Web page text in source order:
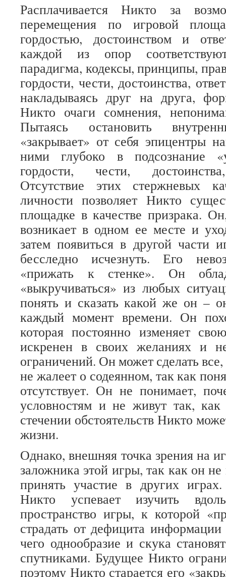
Расплачивается Никто за
перемещения по игровой
гордостью, достоинством и
каждой из опор
парадигма, кодексы, принципы,
гордости, чести, достоинства,
накладываясь друг на друга,
Никто очаги сомнения,
Пытаясь остановить
«закрывает» от себя эпицентры
ними глубоко в подсознание
гордости, чести,
Отсутствие этих стержневых
личности позволяет Никто
площадке в качестве призрака.
возникает в одном ее месте и
затем появиться в другой части
бесследно исчезнуть. Его
«прижать к стенке». Он
«выкручиваться» из любых
понять и сказать какой же он –
каждый момент времени. Он
которая постоянно изменяет
искренен в своих желаниях и
ограничений. Он может сделать
не жалеет о содеянном, так как
отсутствует. Он не понимает,
условностям и не живут так,
стечении обстоятельств Никто
жизни.
Однако, внешняя точка зрения на
заложника этой игры, так как он
принять участие в других
Никто успевает изучить
пространство игры, к которой
страдать от дефицита
чего однообразие и скука
спутниками. Будущее Никто
поэтому Никто старается его